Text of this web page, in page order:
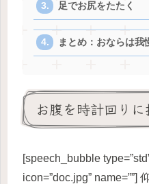
足でお尻をたたく
まとめ：おならは我
お腹を時計回り
[speech_bubble
icon=”doc.jpg” name=””]